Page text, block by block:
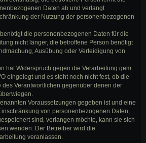
Daten ab und verlangt
der Nutzung der personenbezogenen
die personenbezogenen Daten für die
nicht länger, die betroffene Person benötigt
Ausübung oder Verteidigung von
hat Widerspruch gegen die Verarbeitung gem.
eingelegt und es steht noch nicht fest, ob die
des Verantwortlichen gegenüber denen der
Voraussetzungen gegeben ist und eine
von personenbezogenen Daten,
sind, verlangen möchte, kann sie sich
wenden. Der Betreiber wird die
veranlassen.